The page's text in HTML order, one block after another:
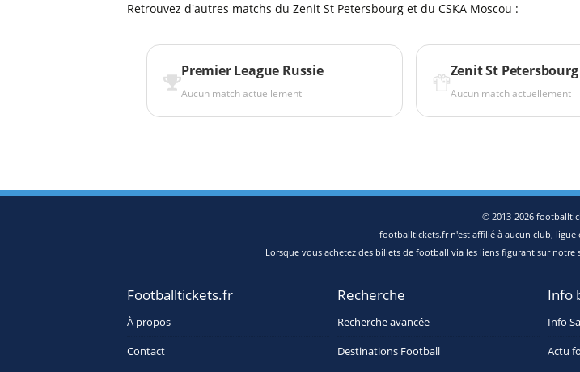
Retrouvez d'autres matchs du Zenit St Petersbourg et du CSKA Moscou :
Premier League Russie
Aucun match actuellement
Zenit St Petersbourg
Aucun match actuellement
© 2013-2026
footballtickets.fr n'est affilié à aucun club, ligue
Lorsque vous achetez des billets de football via les liens figurant sur
Footballtickets.fr
À propos
Contact
Recherche
Recherche avancée
Destinations Football
Info
Info
Actu